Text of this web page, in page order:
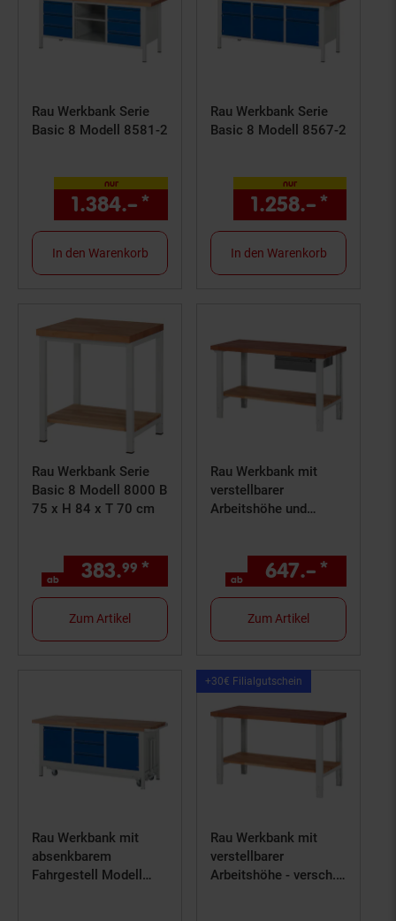
Rau Werkbank Serie
Basic 8 Modell 8581-2
nur
1.384.–* nur 1384,–€ Sternchen
In den Warenkorb
Rau Werkbank Serie
Basic 8 Modell 8567-2
nur
1.258.–*
In den Warenkorb
Rau Werkbank Serie
Basic 8 Modell 8000 B
75 x H 84 x T 70 cm
ab 383.99 * € Sternchen
Zum Artikel
Rau Werkbank mit
verstellbarer
Arbeitshöhe und
ab 647.–*
Zum Artikel
Rau Werkbank mit
absenkbarem
Fahrgestell Modell
Rau Werkbank mit
verstellbarer
Arbeitshöhe - versch.
+30€ Filialgutschein
Artikel+30€
Filialgutschein